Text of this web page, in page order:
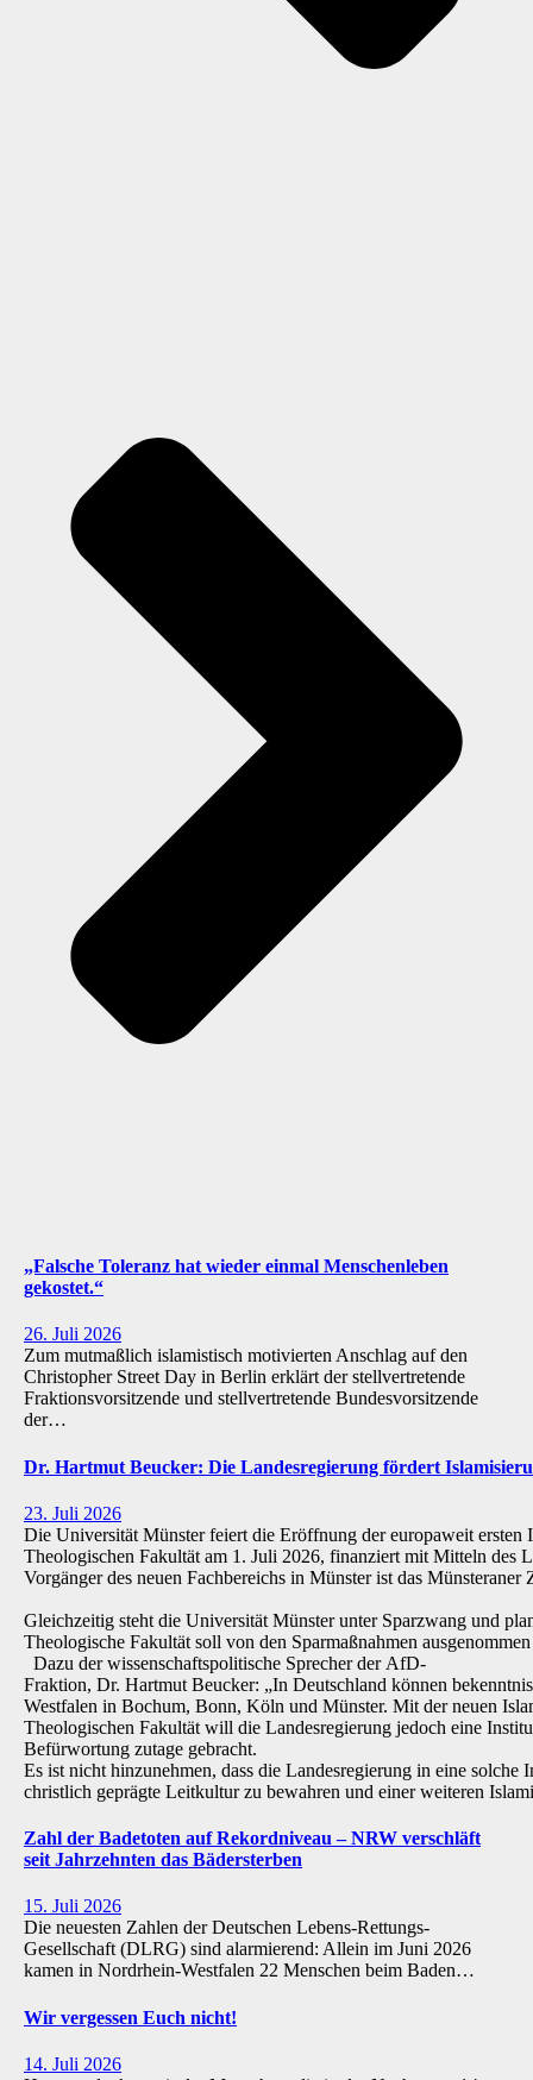
„Falsche Toleranz hat wieder einmal Menschenleben
gekostet.“
26. Juli 2026
Zum mutmaßlich islamistisch motivierten Anschlag auf den
Christopher Street Day in Berlin erklärt der stellvertretende
Fraktionsvorsitzende und stellvertretende Bundesvorsitzende
der…
Dr. Hartmut Beucker: Die Landesregierung fördert
23. Juli 2026
Die Universität Münster feiert die Eröffnung der europaweit ersten
Theologischen Fakultät am 1. Juli 2026, finanziert mit Mitteln des
Vorgänger des neuen Fachbereichs in Münster ist das
Gleichzeitig steht die Universität Münster unter Sparzwang und
Theologische Fakultät soll von den Sparmaßnahmen
Dazu der wissenschaftspolitische Sprecher der AfD-
Fraktion, Dr. Hartmut Beucker: „In Deutschland können
Westfalen in Bochum, Bonn, Köln und Münster. Mit der neuen
Theologischen Fakultät will die Landesregierung jedoch eine
Befürwortung zutage gebracht.
Es ist nicht hinzunehmen, dass die Landesregierung in eine
christlich geprägte Leitkultur zu bewahren und einer weiteren
Zahl der Badetoten auf Rekordniveau – NRW verschläft
seit Jahrzehnten das Bädersterben
15. Juli 2026
Die neuesten Zahlen der Deutschen Lebens-Rettungs-
Gesellschaft (DLRG) sind alarmierend: Allein im Juni 2026
kamen in Nordrhein-Westfalen 22 Menschen beim Baden…
Wir vergessen Euch nicht!
14. Juli 2026